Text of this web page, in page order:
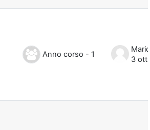
Anno corso - 1
3 ott